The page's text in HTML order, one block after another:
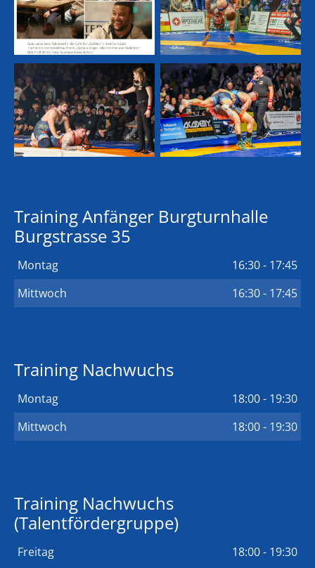
Training Anfänger Burgturnhalle
Burgstrasse 35
Montag
16:30 - 17:45
Mittwoch
16:30 - 17:45
Training Nachwuchs
Montag
18:00 - 19:30
Mittwoch
18:00 - 19:30
Training Nachwuchs
(Talentfördergruppe)
Freitag 18:00 - 19:30